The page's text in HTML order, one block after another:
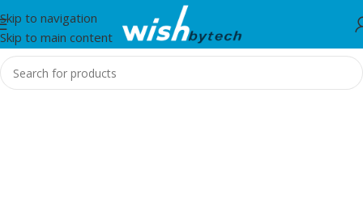
Skip to navigation
Skip to main content
Home/IT